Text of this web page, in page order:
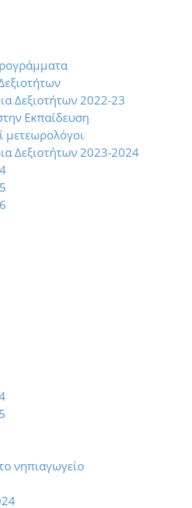
Δεξιοτήτων 2022-23
Εκπαίδευση
μετεωρολόγοι
Δεξιοτήτων 2023-2024
νηπιαγωγείο